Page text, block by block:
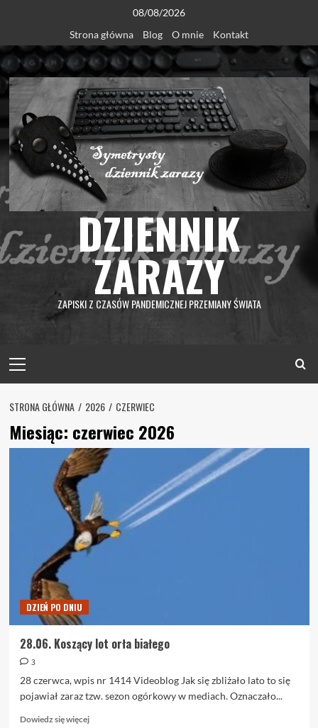
content
08/08/2026
Strona główna
Blog O mnie Kontakt
DZIENNIK
ZARAZY
ZAPISKI Z CZASÓW PANDEMICZNEJ PRZEMIANY ŚWIATA
Menu
STRONA GŁÓWNA 2026 CZERWIEC
Miesiąc: czerwiec 2026
DZIEŃ PO DNIU
28.06. Koszący lot orła białego
3
28 czerwca, wpis nr 1414 Videoblog Jak się zbliżało lato to się
pojawiał zaraz tzw. sezon ogórkowy w mediach. Oznaczało...
Dowiedz się więcejDowiedz